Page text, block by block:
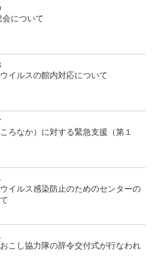
について
イルスの館内対応について
ろなか）に対する緊急支援（第１
イルス感染防止のためのセンターの
こし協力隊の辞令交付式が行なわれ